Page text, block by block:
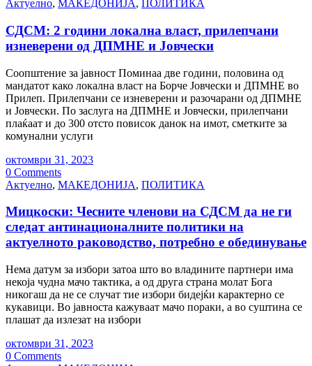
Актуелно, МАКЕДОНИЈА, ПОЛИТИКА
СДСМ: 2 години локална власт, прилепчани
изневерени од ДПМНЕ и Јовчески
Соопштение за јавност Поминаа две години, половина од
мандатот како локална власт на Борче Јовчески и ДПМНЕ во
Прилеп. Прилепчани се изневерени и разочарани од ДПМНЕ
и Јовчески. По заслуга на ДПМНЕ и Јовчески, прилепчани
плаќаат и до 300 отсто повисок данок на имот, сметките за
комунални услуги
октомври 31, 2023
0 Comments
Актуелно, МАКЕДОНИЈА, ПОЛИТИКА
Мицкоски: Чесните членови на СДСМ да не ги
следат антинационалните политики на
актуелното раководство, потребно е обединување
Нема датум за избори затоа што во владините партнери има
некоја чудна мачо тактика, а од друга страна молат Бога
никогаш да не се случат тие избори бидејќи карактерно се
кукавици. Во јавноста кажуваат мачо пораки, а во суштина се
плашат да излезат на избори
октомври 31, 2023
0 Comments